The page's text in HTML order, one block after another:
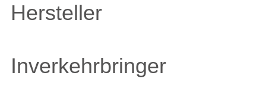
Hersteller
Inverkehrbringer